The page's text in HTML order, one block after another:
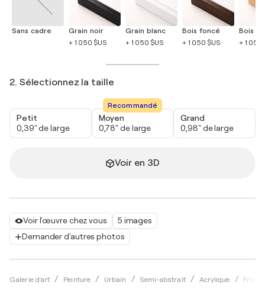
Voir l'œuvre chez vous
5 images
Demander d'autres photos
Galerie d'art Peinture Urbain Semi-abstrait Acrylique
Sans cadre
Grain noir
+ 1 050 $US
Grain blanc
+ 1 050 $US
Bois foncé
+ 1 050 $US
Bois
+ 1 050
2. Sélectionnez la taille
Petit
0,39" de large
Recommandé
Moyen
0,78" de large
Grand
0,98" de large
Voir en 3D